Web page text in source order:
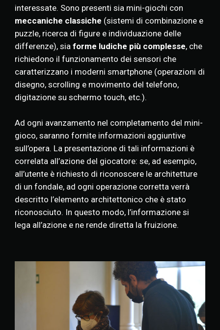
interessate. Sono presenti sia mini-giochi con
meccaniche classiche (sistemi di combinazione e
puzzle, ricerca di figure e individuazione delle
differenze), sia forme ludiche più complesse, che
richiedono il funzionamento dei sensori che
caratterizzano i moderni smartphone (operazioni di
disegno, scrolling e movimento del telefono,
digitazione su schermo touch, etc.).
Ad ogni avanzamento nel completamento del mini-
gioco, saranno fornite informazioni aggiuntive
sull’opera. La presentazione di tali informazioni è
correlata all’azione del giocatore: se, ad esempio,
all’utente è richiesto di riconoscere le architetture
di un fondale, ad ogni operazione corretta verrà
descritto l’elemento architettonico che è stato
riconosciuto. In questo modo, l’informazione si
lega all’azione e ne rende diretta la fruizione.